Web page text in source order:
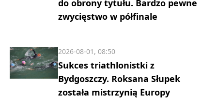
do obrony tytułu. Bardzo pewne
zwycięstwo w półfinale
Sukces triathlonistki z
Bydgoszczy. Roksana Słupek
została mistrzynią Europy
2026-08-01, 08:50